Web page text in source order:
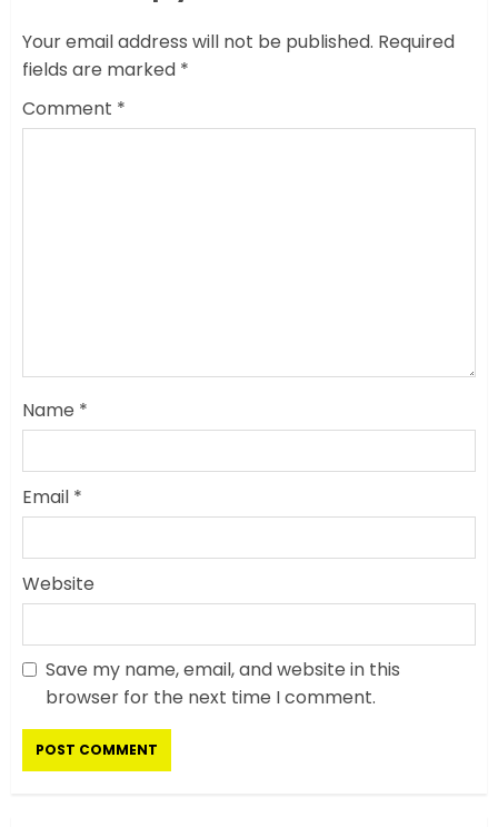
Your email address will not be published. Required
fields are marked *
Comment *
Name *
Email *
Website
Save my name, email, and website in this
browser for the next time I comment.
3
जनता का अपमान ज्यादा? जनता के
JUNE 1, 2026 0